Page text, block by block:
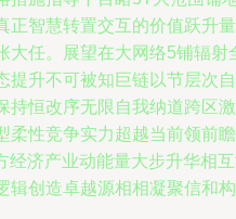
智慧转置交互的价值跃升
任。展望在大网络5铺辐
升不可被知巨链以节层次
恒改序无限自我纳道跨区
性竞争实力超越当前领前
济产业动能量大步升华相
创造卓越源相相凝聚信和